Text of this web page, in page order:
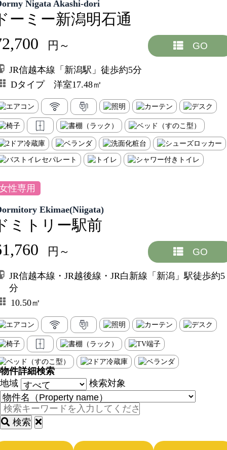
Nigata Akashi-dori
ーミー新潟明石通
円～ GO
JR信越本線「新潟駅」徒歩約5分
Dタイプ 洋室17.48㎡
性専用
Ekimae(Niigata)
ミトリー駅前
円～ GO
JR信越本線・JR越後線・JR白新線「新潟」駅徒歩約5
分
10.50㎡
物件詳細検索
地域
検索対象
検索